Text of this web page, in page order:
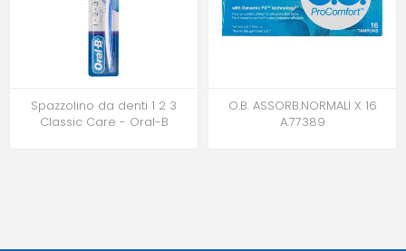
Spazzolino da denti 1 2 3
Classic Care - Oral-B
O.B. ASSORB.NORMALI X 16
A.77389